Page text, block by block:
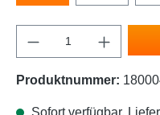
Produktnummer: